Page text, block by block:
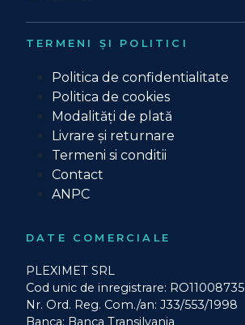
TERMENI ȘI POLITICI
Politica de confidentialitate
Politica de cookies
Modalități de plată
Livrare și returnare
Termeni si conditii
Contact
ANPC
DATE COMERCIALE
PLEXIMET SRL
Cod unic de inregistrare: RO11008735
Nr. Ord. Reg. Com./an: J33/553/1998
Banca: Banca Transilvania